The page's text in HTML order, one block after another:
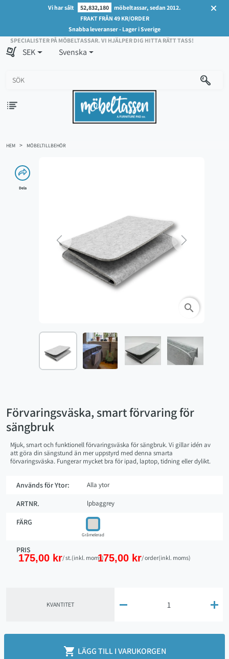
Vi har sålt 52,832,180
möbeltassar, sedan 2012.
FRAKT FRÅN 49 KR/ORDER
Snabba leveranser - Lager i Sverige
SPECIALISTER PÅ MÖBELTASSAR. VI HJÄLPER DIG HITTA RÄTT TASS!
SEK Svenska
HEM MÖBELTILLBEHÖR
Dela
Previous Next
search
Förvaringsväska, smart förvaring för
sängbruk
Mjuk, smart och funktionell förvaringsväska för sängbruk. Vi gillar idén av
att göra din sängstund än mer uppstyrd med denna smarta
förvaringsväska. Fungerar mycket bra för ipad, laptop, tidning eller dylikt.
Används för Ytor: Alla ytor
ARTNR. lpbaggrey
FÄRG
Gråmelerad
PRIS
175,00 kr/ st.(inkl. moms)175,00 kr/ order(inkl. moms)
KVANTITET  
 LÄGG TILL I VARUKORGEN